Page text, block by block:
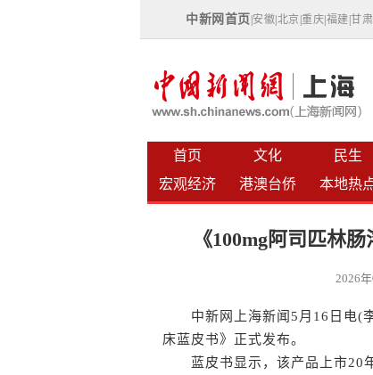
中新网首页 安徽 北京 |重庆 福建 |甘肃
首页 文化 民生
宏观经济
港澳台侨 本地热
《100mg阿司匹林
2026
中新网上海新闻5月16日电(李
床蓝皮书》正式发布。
蓝皮书显示，该产品上市20年